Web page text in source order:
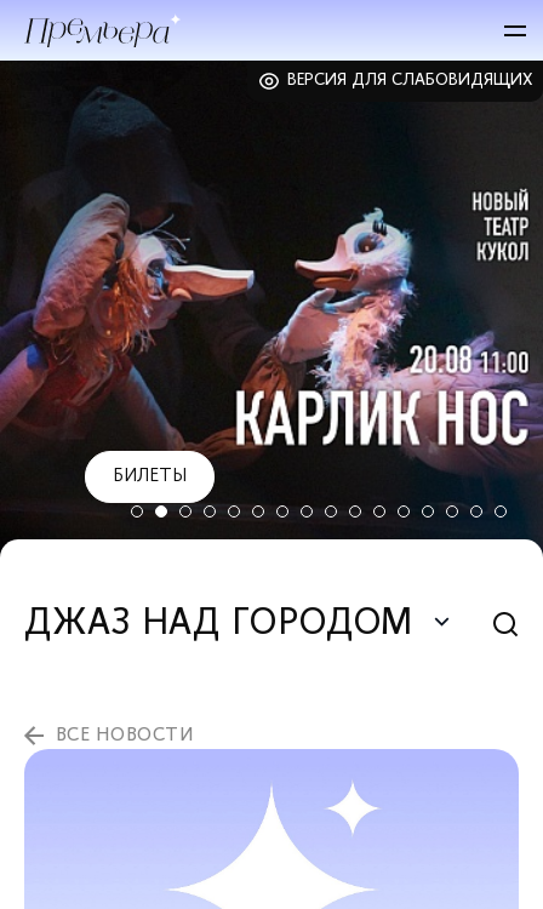
ВЕРСИЯ ДЛЯ СЛАБОВИДЯЩИХ
БИЛЕТЫ
ДЖАЗ НАД ГОРОДОМ
ВСЕ НОВОСТИ